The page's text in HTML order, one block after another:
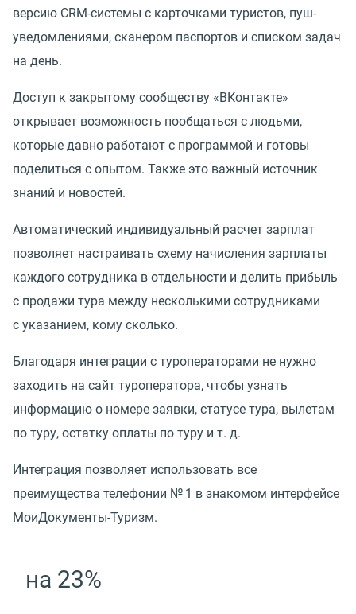
версию CRM-системы с карточками туристов, пуш-
уведомлениями, сканером паспортов и списком задач
на день.
Доступ к закрытому сообществу «ВКонтакте»
открывает возможность пообщаться с людьми,
которые давно работают с программой и готовы
поделиться с опытом. Также это важный источник
знаний и новостей.
Автоматический индивидуальный расчет зарплат
позволяет настраивать схему начисления зарплаты
каждого сотрудника в отдельности и делить прибыль
с продажи тура между несколькими сотрудниками
с указанием, кому сколько.
Благодаря интеграции с туроператорами не нужно
заходить на сайт туроператора, чтобы узнать
информацию о номере заявки, статусе тура, вылетам
по туру, остатку оплаты по туру и т. д.
Интеграция позволяет использовать все
преимущества телефонии № 1 в знакомом интерфейсе
МоиДокументы-Туризм.
на 23%